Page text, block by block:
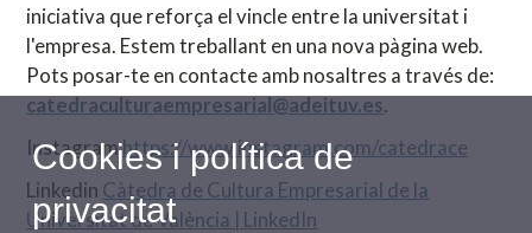
iniciativa que reforça el vincle entre la universitat i
l'empresa. Estem treballant en una nova pàgina web.
Pots posar-te en contacte amb nosaltres a través de:
catedraculturaempresarial@adeituv.es.
Instagramhttps://www.instagram.com/catedrace
Linkedin Càtedra de Cultura Empresarial de la
Universitat de València | LinkedIn
Cookies i política de
privacitat